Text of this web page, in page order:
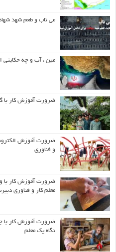
می ناب و طعم شهد
مین ، آب و چه حکایتی
ضرورت آموزش کار با
ضرورت آموزش
و فناوری
ضرورت آموزش کار با
معلم کار و فناوری
ضرورت آموزش کار با
نگاه یک معلم